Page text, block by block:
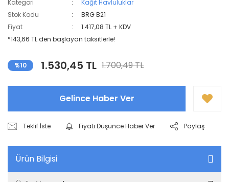
Kategori
Kağıt Havluluklar
Stok Kodu
BRG B21
Fiyat
1.417,08 TL + KDV
*143,66 TL den başlayan taksitlerle!
%10 1.530,45 TL 1.700,49 TL
Gelince Haber Ver
Teklif İste Fiyatı Düşünce Haber Ver Paylaş
Ürün Bilgisi